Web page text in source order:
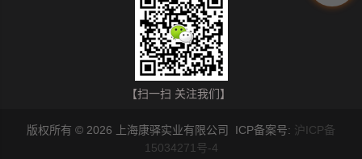
【扫一扫 关注我们】
版权所有 © 2026 上海康驿实业有限公司 ICP备案号: 沪ICP备
15034271号-4